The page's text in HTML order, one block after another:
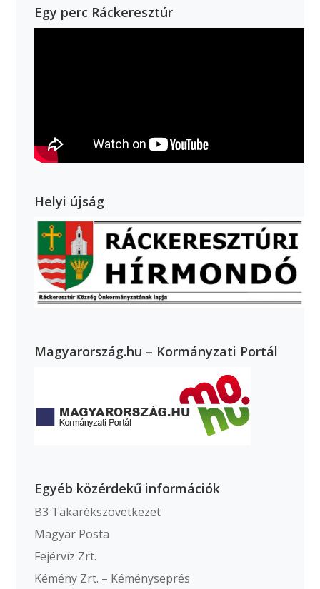
Egy perc Ráckeresztúr
Helyi újság
Magyarország.hu – Kormányzati Portál
Egyéb közérdekű információk
B3 Takarékszövetkezet
Magyar Posta
Fejérvíz Zrt.
Kémény Zrt. – Kéményseprés